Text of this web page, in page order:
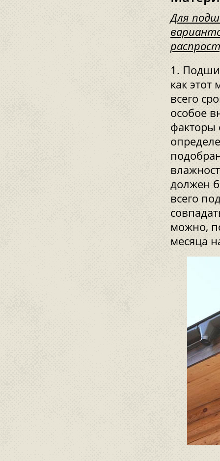
Для
как этот
всего
особое
факторы
должен
всего
можно,
месяца